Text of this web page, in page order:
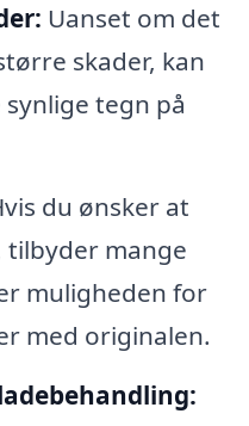
Uanset om det
skader, kan
tegn på
du ønsker at
mange
muligheden for
med originalen.